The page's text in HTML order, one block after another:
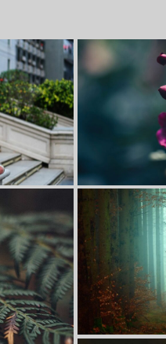
Lorem ipsum
consectetur
Suspendisse
Lorem ipsum
consectetur
Suspendisse